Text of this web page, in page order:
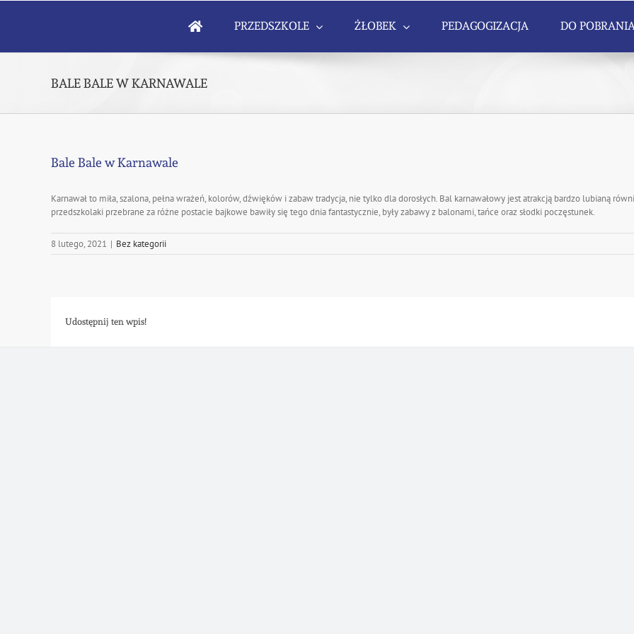
PRZEDSZKOLE ŻŁOBEK PEDAGOGIZACJA DO
BALE BALE W KARNAWALE
Bale Bale w Karnawale
Karnawał to miła, szalona, pełna wrażeń, kolorów, dźwięków i zabaw tradycja, nie tylko dla dorosłych. Bal karnawałowy jest atrakcją bardzo lubianą
przedszkolaki przebrane za różne postacie bajkowe bawiły się tego dnia fantastycznie, były zabawy z balonami, tańce oraz słodki poczęstunek.
8 lutego, 2021 | Bez kategorii
Udostępnij ten wpis!